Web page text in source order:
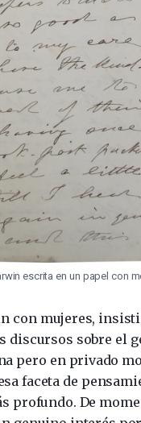
escrita en un papel con
con mujeres,
discursos sobre el
pero en privado
faceta de
profundo. De